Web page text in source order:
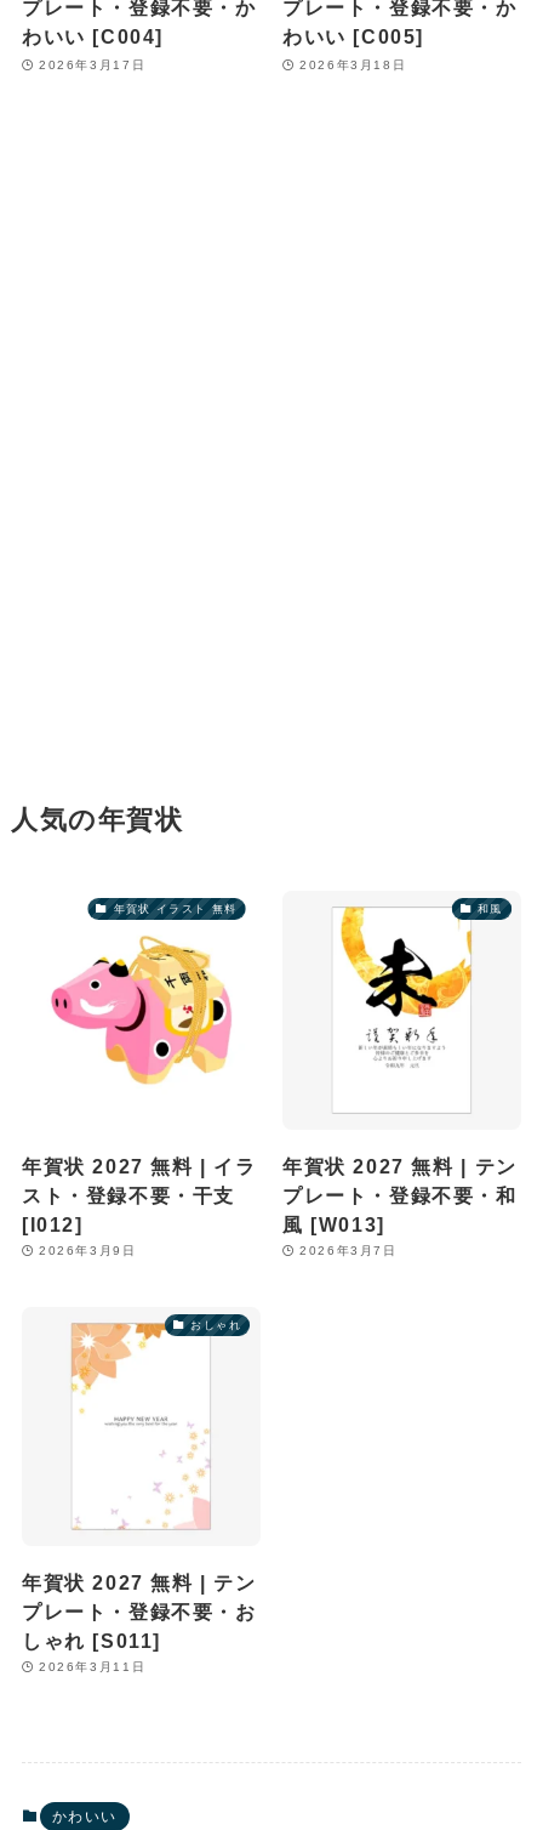
プレート・登録不要・か
わいい [C004]
2026年3月17日
プレート・登録不要・か
わいい [C005]
2026年3月18日
人気の年賀状
年賀状 イラスト 無料
年賀状 2027 無料 | イラ
スト・登録不要・干支
[I012]
2026年3月9日
和風
年賀状 2027 無料 | テン
プレート・登録不要・和
風 [W013]
2026年3月7日
おしゃれ
年賀状 2027 無料 | テン
プレート・登録不要・お
しゃれ [S011]
2026年3月11日
かわいい